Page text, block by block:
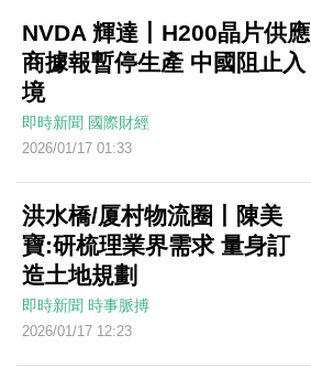
NVDA 輝達丨H200晶片供應
商據報暫停生產 中國阻止入
境
即時新聞 國際財經
2026/01/17 01:33
洪水橋/厦村物流圈丨陳美
寶:研梳理業界需求 量身訂
造土地規劃
即時新聞 時事脈搏
2026/01/17 12:23